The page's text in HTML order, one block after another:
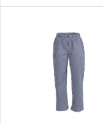
k
optimálne pohodlie.